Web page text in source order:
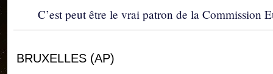
C’est peut être le vrai patron de la Commission
BRUXELLES (AP)